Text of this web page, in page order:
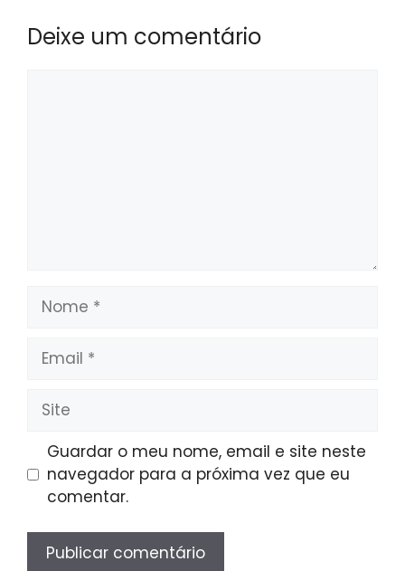
Deixe um comentário
Nome
Email
Site
Guardar o meu nome, email e site neste
navegador para a próxima vez que eu
comentar.